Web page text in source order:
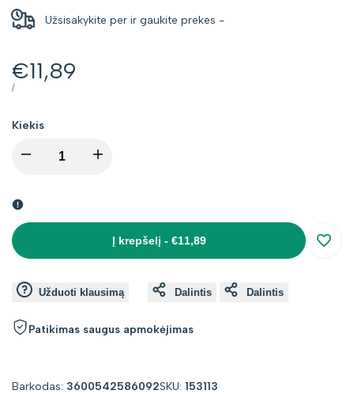
Užsisakykite per ir gaukite prekes -
Kaina
su
nuolaida
€11,89
VIENETO
/PER
Kiekis
I18n
Missing
value
"product"
I18n
"product"
Į krepšelį - €11,89
Užduoti klausimą Dalintis Dalintis
Patikimas saugus apmokėjimas
Barkodas: 3600542586092SKU: 153113